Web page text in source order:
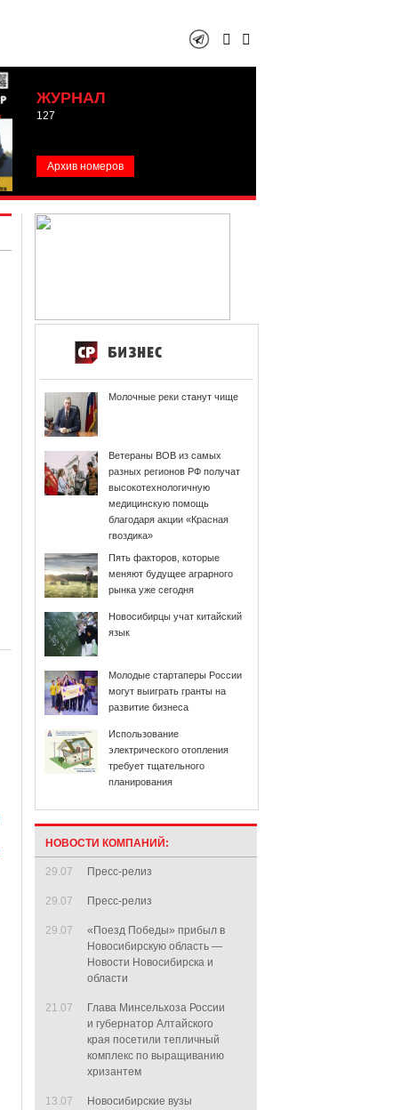
ЖУРНАЛ
127
Архив номеров
Молочные реки станут чище
Ветераны ВОВ из самых
разных регионов РФ получат
высокотехнологичную
медицинскую помощь
благодаря акции «Красная
гвоздика»
Пять факторов, которые
меняют будущее аграрного
рынка уже сегодня
Новосибирцы учат китайский
язык
Молодые стартаперы России
могут выиграть гранты на
развитие бизнеса
Использование
электрического отопления
требует тщательного
планирования
НОВОСТИ КОМПАНИЙ:
29.07 Пресс-релиз
29.07 Пресс-релиз
29.07
«Поезд Победы» прибыл в
Новосибирскую область —
Новости Новосибирска и
области
21.07
Глава Минсельхоза России
и губернатор Алтайского
края посетили тепличный
комплекс по выращиванию
хризантем
13.07
Новосибирские вузы